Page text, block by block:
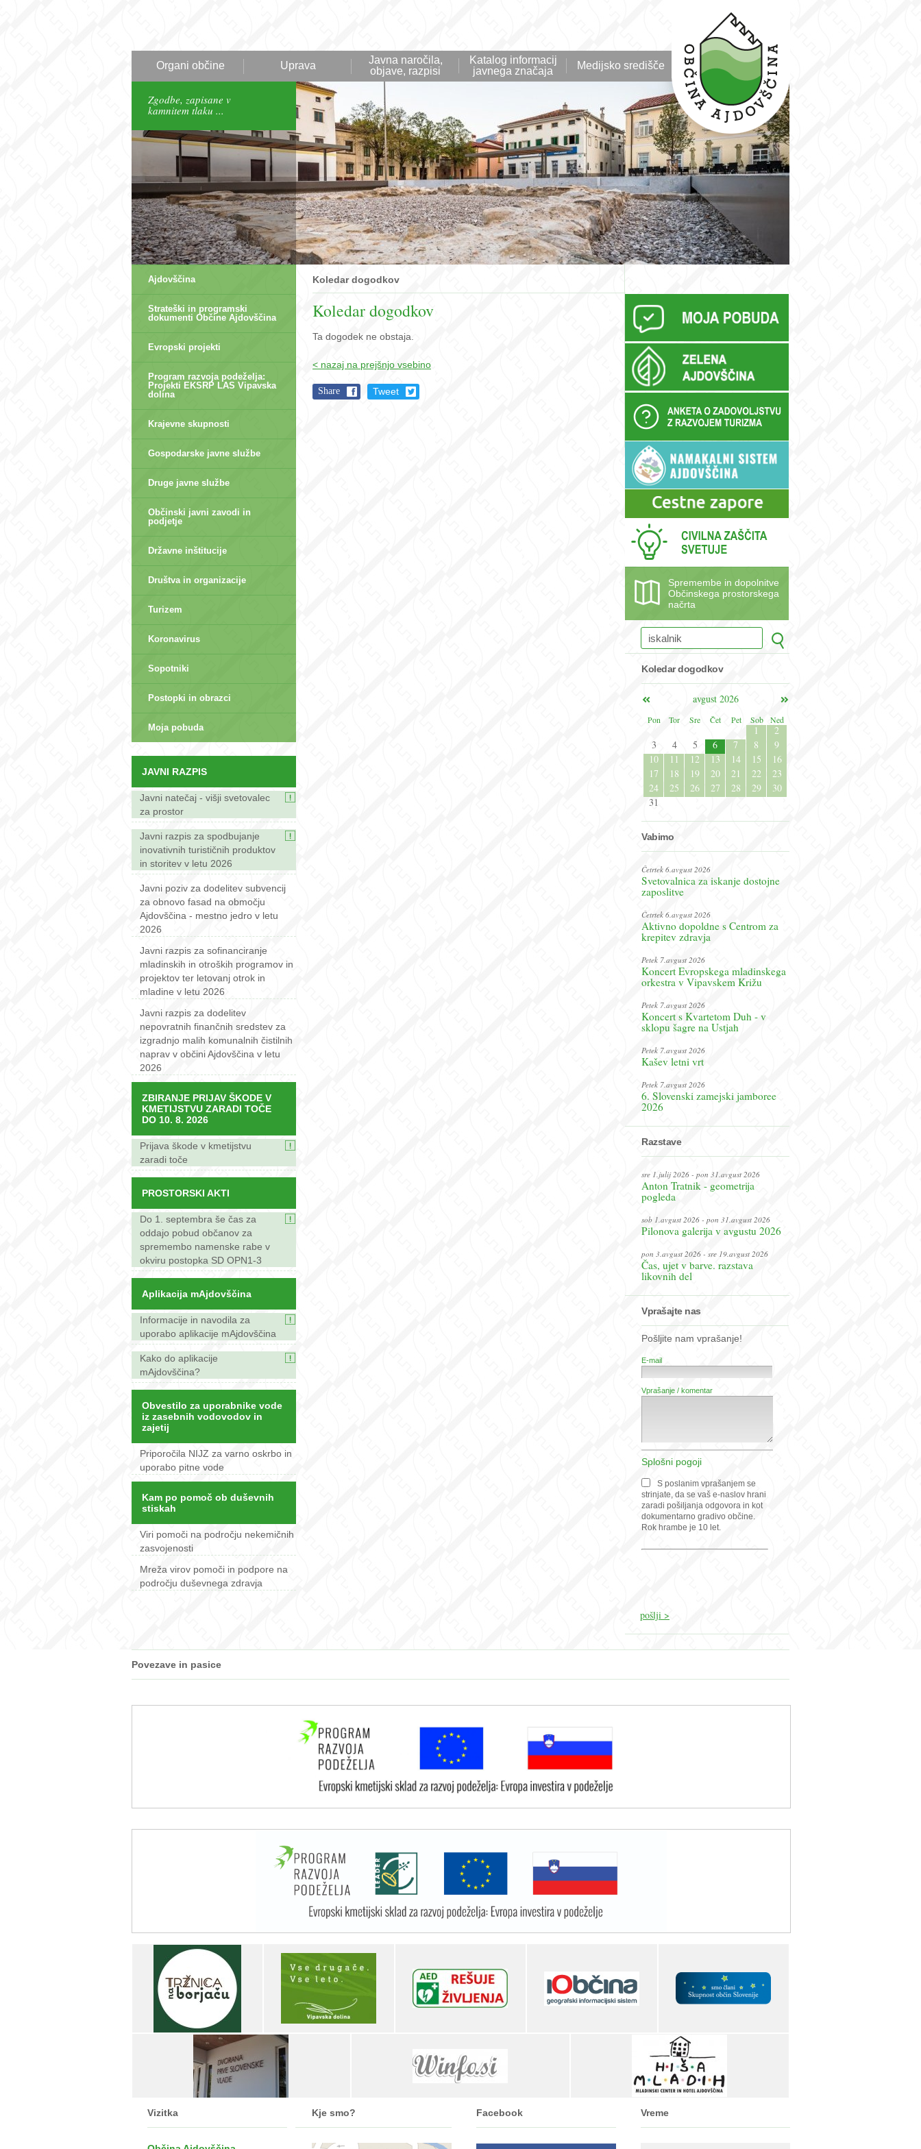
Organi občine Uprava
Javna naročila,
objave, razpisi
Katalog informacij
javnega značaja
Medijsko središče
Zgodbe, zapisane v
kamnitem tlaku ...
Ajdovščina
Strateški in programski
dokumenti Občine Ajdovščina
Evropski projekti
Program razvoja podeželja:
Projekti EKSRP LAS Vipavska
dolina
Krajevne skupnosti
Gospodarske javne službe
Druge javne službe
Občinski javni zavodi in
podjetje
Državne inštitucije
Društva in organizacije
Turizem
Koronavirus
Sopotniki
Postopki in obrazci
Moja pobuda
JAVNI RAZPIS
Javni natečaj - višji svetovalec
za prostor
Javni razpis za spodbujanje
inovativnih turističnih produktov
in storitev v letu 2026
Javni poziv za dodelitev subvencij
za obnovo fasad na območju
Ajdovščina - mestno jedro v letu
2026
Javni razpis za sofinanciranje
mladinskih in otroških programov in
projektov ter letovanj otrok in
mladine v letu 2026
Javni razpis za dodelitev
nepovratnih finančnih sredstev za
izgradnjo malih komunalnih čistilnih
naprav v občini Ajdovščina v letu
2026
ZBIRANJE PRIJAV ŠKODE V
KMETIJSTVU ZARADI TOČE
DO 10. 8. 2026
Prijava škode v kmetijstvu
zaradi toče
PROSTORSKI AKTI
Do 1. septembra še čas za
oddajo pobud občanov za
spremembo namenske rabe v
okviru postopka SD OPN1-3
Aplikacija mAjdovščina
Informacije in navodila za
uporabo aplikacije mAjdovščina
Kako do aplikacije
mAjdovščina?
Obvestilo za uporabnike vode
iz zasebnih vodovodov in
zajetij
Priporočila NIJZ za varno oskrbo in
uporabo pitne vode
Kam po pomoč ob duševnih
stiskah
Viri pomoči na področju nekemičnih
zasvojenosti
Mreža virov pomoči in podpore na
področju duševnega zdravja
Koledar dogodkov
Koledar dogodkov
Ta dogodek ne obstaja.
< nazaj na prejšnjo vsebino
Share Tweet
Spremembe in dopolnitve
Občinskega prostorskega
načrta
Koledar dogodkov
avgust 2026
Pon
Tor Sre Čet Pet Sob Ned
1
2
3
4 5 6 7 8
9
10
11 12 13 14 15
16
17
18 19 20 21 22
23
24
25 26 27 28 29
30
31
Vabimo
Četrtek 6.avgust 2026
Svetovalnica za iskanje dostojne
zaposlitve
Četrtek 6.avgust 2026
Aktivno dopoldne s Centrom za
krepitev zdravja
Petek 7.avgust 2026
Koncert Evropskega mladinskega
orkestra v Vipavskem Križu
Petek 7.avgust 2026
Koncert s Kvartetom Duh - v
sklopu šagre na Ustjah
Petek 7.avgust 2026
Kašev letni vrt
Petek 7.avgust 2026
6. Slovenski zamejski jamboree
2026
Razstave
sre 1.julij 2026 - pon 31.avgust 2026
Anton Tratnik - geometrija
pogleda
sob 1.avgust 2026 - pon 31.avgust 2026
Pilonova galerija v avgustu 2026
pon 3.avgust 2026 - sre 19.avgust 2026
Čas, ujet v barve. razstava
likovnih del
Vprašajte nas
Pošljite nam vprašanje!
E-mail
Vprašanje / komentar
Splošni pogoji
S poslanim vprašanjem se
strinjate, da se vaš e-naslov hrani
zaradi pošiljanja odgovora in kot
dokumentarno gradivo občine.
Rok hrambe je 10 let.
Povezave in pasice
Vizitka Kje smo? Facebook Vreme